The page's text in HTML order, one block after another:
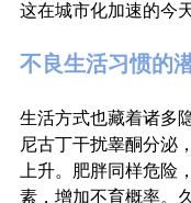
这在城市化加速的今
不良生活习惯的
生活方式也藏着诸多
尼古丁干扰睾酮分泌
上升。肥胖同样危险
素，增加不育概率。